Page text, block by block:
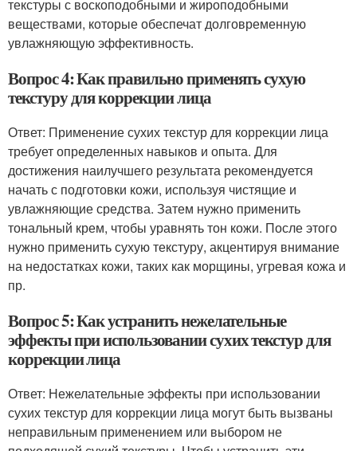
текстуры с воскоподобными и жироподобными
веществами, которые обеспечат долговременную
увлажняющую эффективность.
Вопрос 4: Как правильно применять сухую
текстуру для коррекции лица
Ответ: Применение сухих текстур для коррекции лица
требует определенных навыков и опыта. Для
достижения наилучшего результата рекомендуется
начать с подготовки кожи, используя чистящие и
увлажняющие средства. Затем нужно применить
тональный крем, чтобы уравнять тон кожи. После этого
нужно применить сухую текстуру, акцентируя внимание
на недостатках кожи, таких как морщины, угревая кожа и
пр.
Вопрос 5: Как устранить нежелательные
эффекты при использовании сухих текстур для
коррекции лица
Ответ: Нежелательные эффекты при использовании
сухих текстур для коррекции лица могут быть вызваны
неправильным применением или выбором не